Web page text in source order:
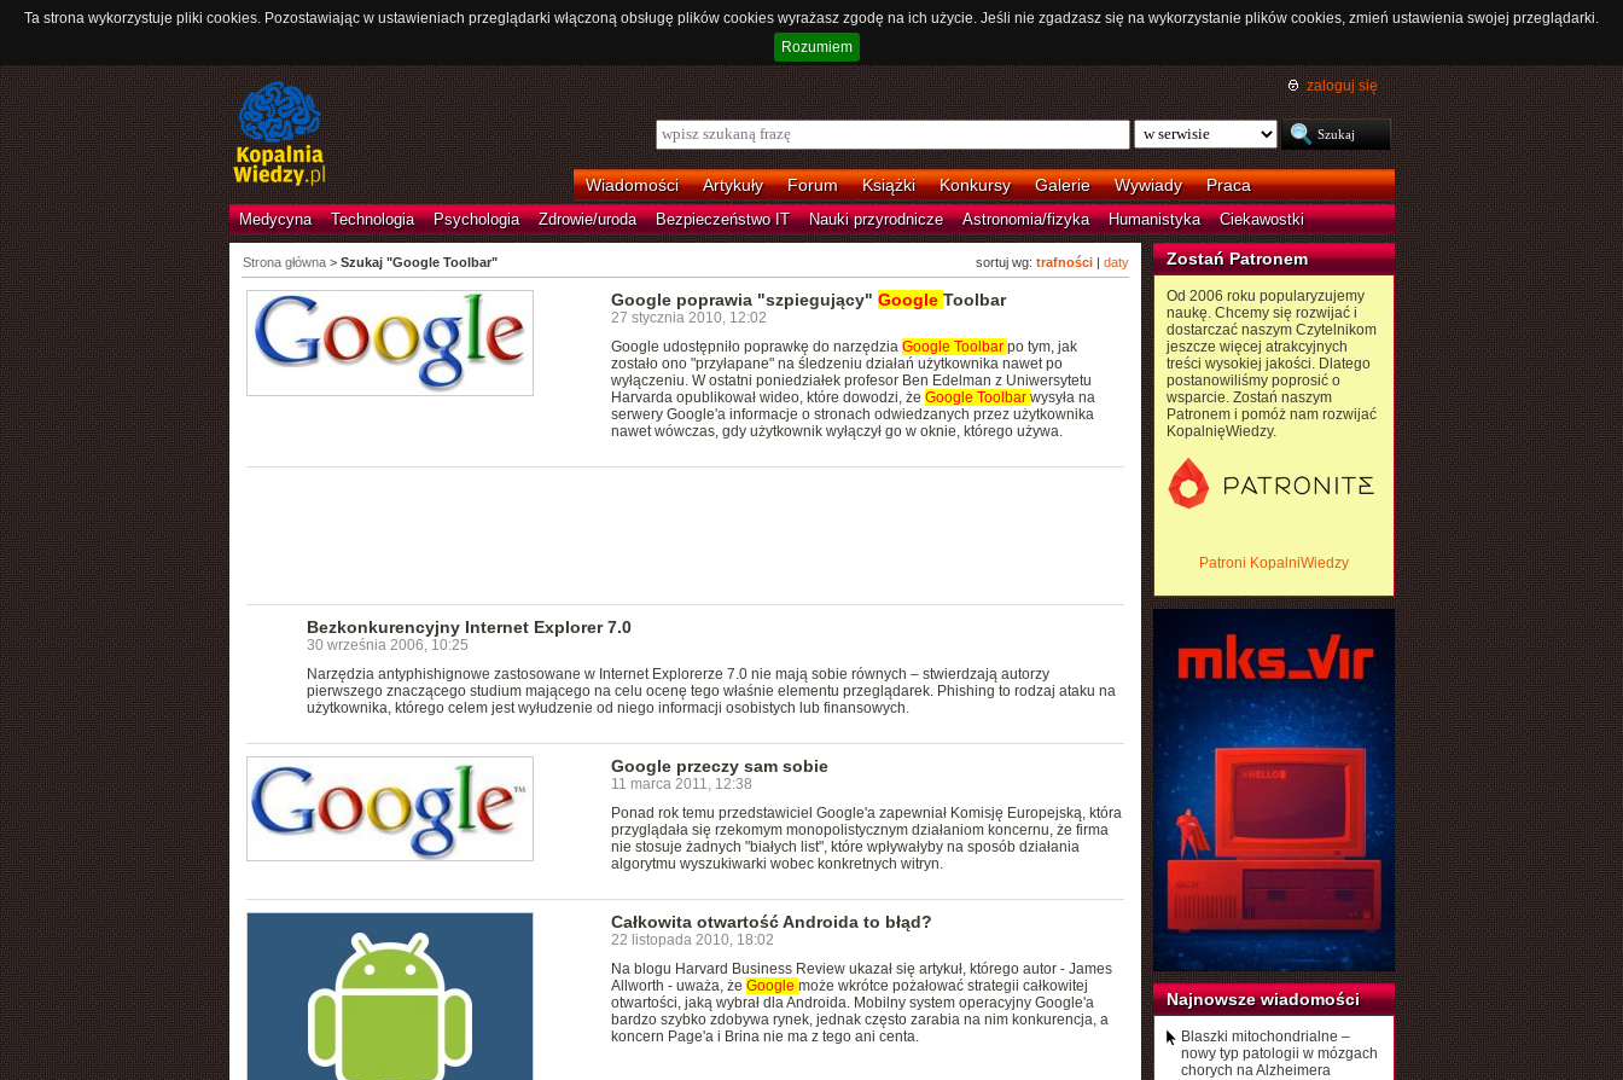
Ta strona wykorzystuje pliki cookies. Pozostawiając w ustawieniach przeglądarki włączoną obsługę plików cookies wyrażasz zgodę na ich użycie. Jeśli nie zgadzasz się na wykorzystanie plików cookies, zmień ustawienia swojej przeglądarki.
Rozumiem
zaloguj się
Wiadomości Artykuły Forum Książki Konkursy Galerie Wywiady Praca
Medycyna Technologia Psychologia Zdrowie/uroda Bezpieczeństwo IT Nauki przyrodnicze Astronomia/fizyka Humanistyka Ciekawostki
sortuj wg: trafności| daty
Strona główna> Szukaj "Google Toolbar"
Google poprawia "szpiegujący" Google Toolbar
27 stycznia 2010, 12:02
Google udostępniło poprawkę do narzędzia Google Toolbar po tym, jak
zostało ono "przyłapane" na śledzeniu działań użytkownika nawet po
wyłączeniu. W ostatni poniedziałek profesor Ben Edelman z Uniwersytetu
Harvarda opublikował wideo, które dowodzi, że Google Toolbar wysyła na
serwery Google'a informacje o stronach odwiedzanych przez użytkownika
nawet wówczas, gdy użytkownik wyłączył go w oknie, którego używa.
Bezkonkurencyjny Internet Explorer 7.0
30 września 2006, 10:25
Narzędzia antyphishignowe zastosowane w Internet Explorerze 7.0 nie mają sobie równych – stwierdzają autorzy
pierwszego znaczącego studium mającego na celu ocenę tego właśnie elementu przeglądarek. Phishing to rodzaj ataku na
użytkownika, którego celem jest wyłudzenie od niego informacji osobistych lub finansowych.
Google przeczy sam sobie
11 marca 2011, 12:38
Ponad rok temu przedstawiciel Google'a zapewniał Komisję Europejską, która
przyglądała się rzekomym monopolistycznym działaniom koncernu, że firma
nie stosuje żadnych "białych list", które wpływałyby na sposób działania
algorytmu wyszukiwarki wobec konkretnych witryn.
Całkowita otwartość Androida to błąd?
22 listopada 2010, 18:02
Na blogu Harvard Business Review ukazał się artykuł, którego autor - James
Allworth - uważa, że Google może wkrótce pożałować strategii całkowitej
otwartości, jaką wybrał dla Androida. Mobilny system operacyjny Google'a
bardzo szybko zdobywa rynek, jednak często zarabia na nim konkurencja, a
koncern Page'a i Brina nie ma z tego ani centa.
Zostań Patronem
Od 2006 roku popularyzujemy
naukę. Chcemy się rozwijać i
dostarczać naszym Czytelnikom
jeszcze więcej atrakcyjnych
treści wysokiej jakości. Dlatego
postanowiliśmy poprosić o
wsparcie. Zostań naszym
Patronem i pomóż nam rozwijać
KopalnięWiedzy.
Patroni KopalniWiedzy
Najnowsze wiadomości
Blaszki mitochondrialne –
nowy typ patologii w mózgach
chorych na Alzheimera